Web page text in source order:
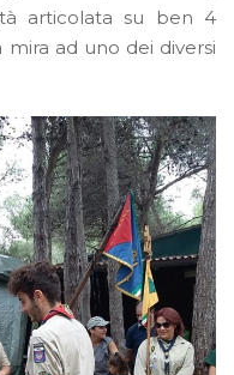
articolata su ben 4
mira ad uno dei diversi